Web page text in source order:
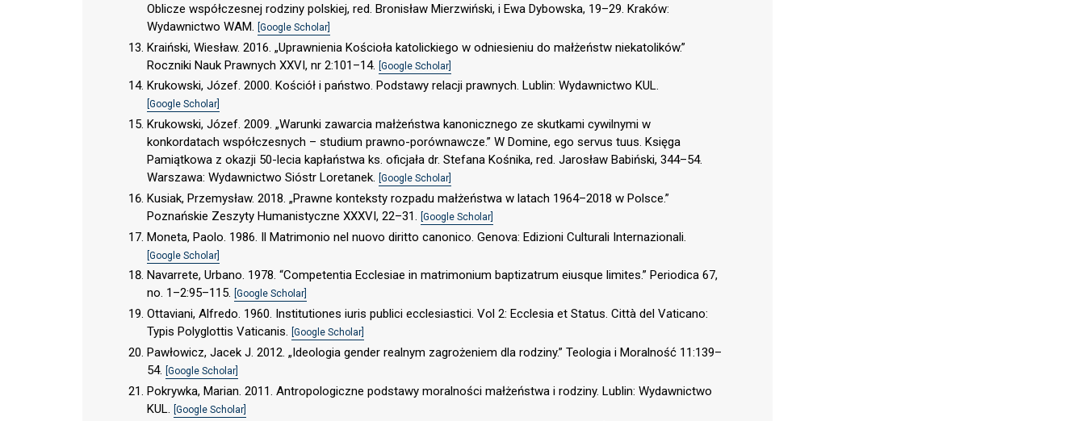
Oblicze współczesnej rodziny polskiej, red. Bronisław Mierzwiński, i Ewa Dybowska, 19–29. Kraków:
Wydawnictwo WAM. [Google Scholar]
Kraiński, Wiesław. 2016. „Uprawnienia Kościoła katolickiego w odniesieniu do małżeństw niekatolików.”
Roczniki Nauk Prawnych XXVI, nr 2:101–14. [Google Scholar]
Krukowski, Józef. 2000. Kościół i państwo. Podstawy relacji prawnych. Lublin: Wydawnictwo KUL.
[Google Scholar]
Krukowski, Józef. 2009. „Warunki zawarcia małżeństwa kanonicznego ze skutkami cywilnymi w
konkordatach współczesnych – studium prawno-porównawcze.” W Domine, ego servus tuus. Księga
Pamiątkowa z okazji 50-lecia kapłaństwa ks. oficjała dr. Stefana Kośnika, red. Jarosław Babiński, 344–54.
Warszawa: Wydawnictwo Sióstr Loretanek. [Google Scholar]
Kusiak, Przemysław. 2018. „Prawne konteksty rozpadu małżeństwa w latach 1964–2018 w Polsce.”
Poznańskie Zeszyty Humanistyczne XXXVI, 22–31. [Google Scholar]
Moneta, Paolo. 1986. Il Matrimonio nel nuovo diritto canonico. Genova: Edizioni Culturali Internazionali.
[Google Scholar]
Navarrete, Urbano. 1978. “Competentia Ecclesiae in matrimonium baptizatrum eiusque limites.” Periodica 67,
no. 1–2:95–115. [Google Scholar]
Ottaviani, Alfredo. 1960. Institutiones iuris publici ecclesiastici. Vol 2: Ecclesia et Status. Città del Vaticano:
Typis Polyglottis Vaticanis. [Google Scholar]
Pawłowicz, Jacek J. 2012. „Ideologia gender realnym zagrożeniem dla rodziny.” Teologia i Moralność 11:139–
54. [Google Scholar]
Pokrywka, Marian. 2011. Antropologiczne podstawy moralności małżeństwa i rodziny. Lublin: Wydawnictwo
KUL. [Google Scholar]